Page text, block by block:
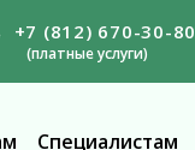
+7 (812) 670-30-80
(платные услуги)
Специалистам